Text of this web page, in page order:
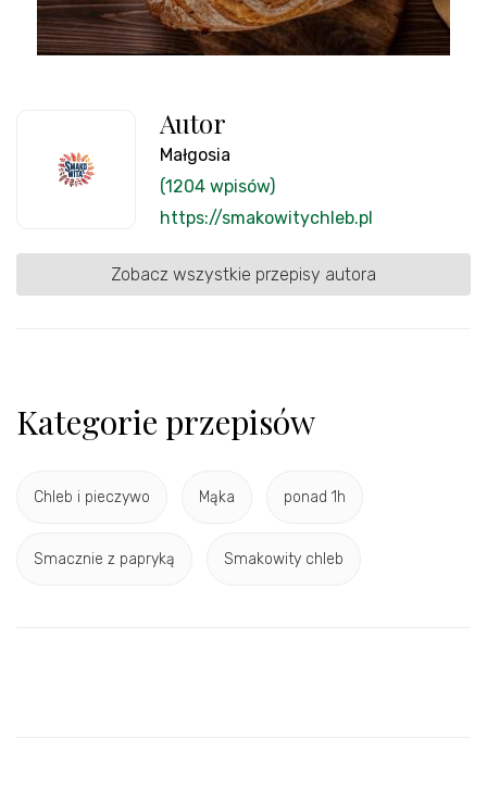
Autor
Małgosia
(1204 wpisów)
https://smakowitychleb.pl
Zobacz wszystkie przepisy autora
Kategorie przepisów
Chleb i pieczywo Mąka ponad 1h
Smacznie z papryką Smakowity chleb